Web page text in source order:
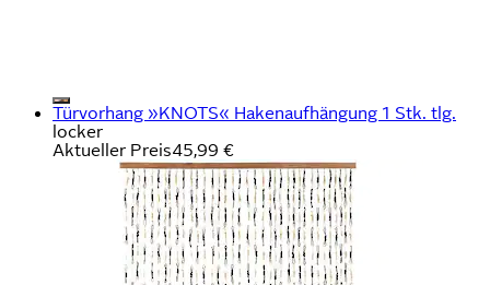
Türvorhang »KNOTS« Hakenaufhängung 1 Stk. tlg.
locker
Aktueller Preis45,99 €